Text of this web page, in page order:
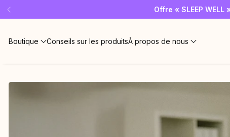
Offre « SLEEP
Boutique Conseils sur les produitsÀ propos de nous